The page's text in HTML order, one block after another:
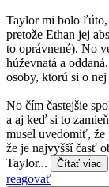
Taylor mi bolo ľúto,
pretože Ethan jej
to oprávnené). No
húževnatá a
osoby, ktorú si o
No čím častejšie
a aj keď si to
musel uvedomiť, že
že je najvyšší časť
Taylor...
Čítať viac
reagovať